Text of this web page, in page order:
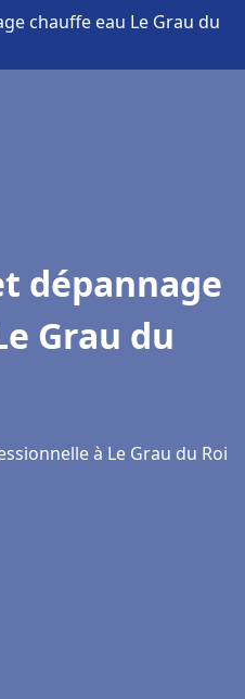
chauffe eau Le Grau du
dépannage
Grau du
à Le Grau du Roi